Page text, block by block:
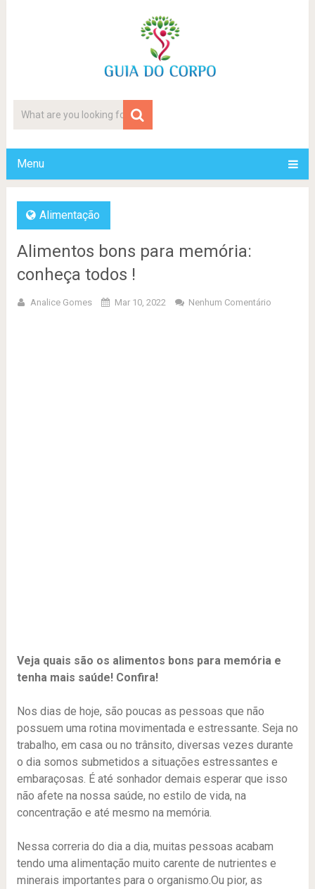
Menu
Alimentação
Alimentos bons para memória:
conheça todos !
Analice Gomes Mar 10, 2022 Nenhum Comentário
Veja quais são os alimentos bons para memória e
tenha mais saúde! Confira!
Nos dias de hoje, são poucas as pessoas que não
possuem uma rotina movimentada e estressante. Seja no
trabalho, em casa ou no trânsito, diversas vezes durante
o dia somos submetidos a situações estressantes e
embaraçosas. É até sonhador demais esperar que isso
não afete na nossa saúde, no estilo de vida, na
concentração e até mesmo na memória.
Nessa correria do dia a dia, muitas pessoas acabam
tendo uma alimentação muito carente de nutrientes e
minerais importantes para o organismo.Ou pior, as